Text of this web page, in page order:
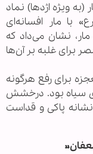
ویژه اژدها) نماد
با مار افسانه‌ای
نشان می‌داد که
برای غلبه بر آن‌ها
برای رفع هرگونه
سیاه بود. درخشش
پاکی و قداست